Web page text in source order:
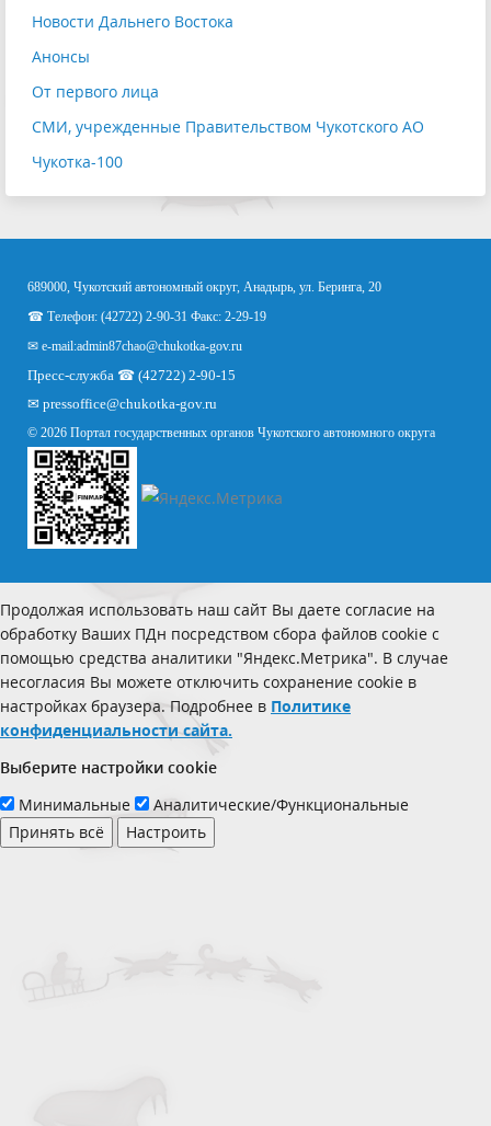
Новости Дальнего Востока
Анонсы
От первого лица
СМИ, учрежденные Правительством Чукотского АО
Чукотка-100
689000, Чукотский автономный округ, Анадырь, ул. Беринга, 20
☎ Телефон: (42722) 2-90-31 Факс: 2-29-19
✉ e-mail:admin87chao@chukotka-gov.ru
Пресс-служба ☎ (42722) 2-90-15
✉ pressoffice@chukotka-gov.ru
© 2026 Портал государственных органов Чукотского автономного округа
Продолжая использовать наш сайт Вы даете согласие на
обработку Ваших ПДн посредством сбора файлов cookie с
помощью средства аналитики "Яндекс.Метрика". В случае
несогласия Вы можете отключить сохранение cookie в
настройках браузера. Подробнее в Политике
конфиденциальности сайта.
Выберите настройки cookie
Минимальные
Аналитические/Функциональные
Принять всё
Настроить